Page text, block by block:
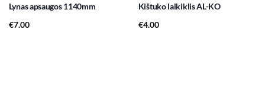
Lynas apsaugos 1140mm
€7.00
Kištuko laikiklis AL-KO
€4.00